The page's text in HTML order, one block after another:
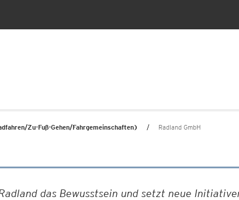
Zu-Fuß-Gehen/Fahrgemeinschaften) Radland GmbH
das Bewusstsein und setzt neue